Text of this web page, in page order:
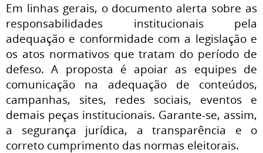
Em linhas gerais, o documento alerta sobre as
responsabilidades institucionais pela
adequação e conformidade com a legislação e
os atos normativos que tratam do período de
defeso. A proposta é apoiar as equipes de
comunicação na adequação de conteúdos,
campanhas, sites, redes sociais, eventos e
demais peças institucionais. Garante-se, assim,
a segurança jurídica, a transparência e o
correto cumprimento das normas eleitorais.